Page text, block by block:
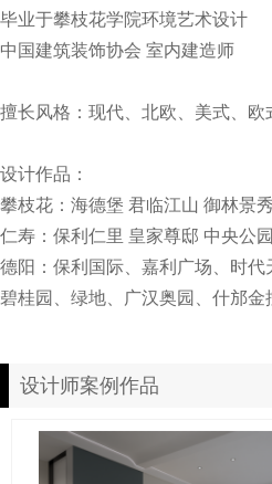
毕业于攀枝花学院环境艺术设计
中国建筑装饰协会 室内建造师
擅长风格：现代、北欧、美式、欧
设计作品：
攀枝花：海德堡 君临江山 御林景
仁寿：保利仁里 皇家尊邸 中央公
德阳：保利国际、嘉利广场、时
碧桂园、绿地、广汉奥园、什邡
设计师案例作品